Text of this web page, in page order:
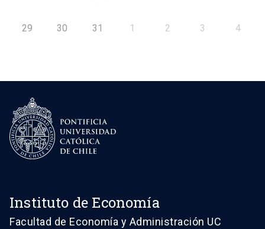
29 30 31 1 2 3 4
Instituto de Economía
Facultad de Economía y Administración UC